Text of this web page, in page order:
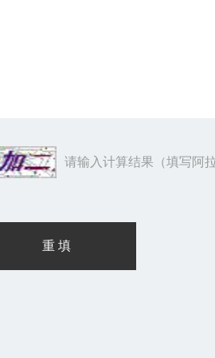
请输入计算结果（填写阿